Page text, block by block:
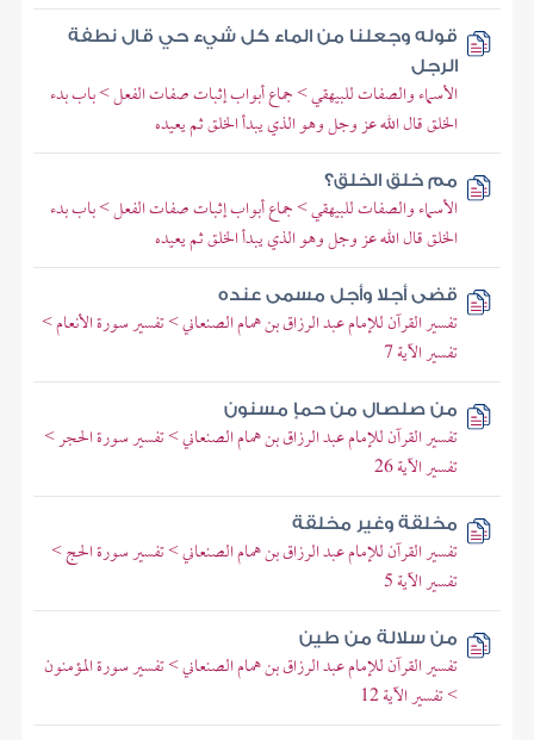
قوله وجعلنا من الماء كل شيء حي قال نطفة
الرجل
الأسماء والصفات للبيهقي > جماع أبواب إثبات صفات الفعل > باب بدء
الخلق قال الله عز وجل وهو الذي يبدأ الخلق ثم يعيده
مم خلق الخلق؟
الأسماء والصفات للبيهقي > جماع أبواب إثبات صفات الفعل > باب بدء
الخلق قال الله عز وجل وهو الذي يبدأ الخلق ثم يعيده
قضى أجلا وأجل مسمى عنده
تفسير القرآن للإمام عبد الرزاق بن همام الصنعاني > تفسير سورة الأنعام >
تفسير الآية 7
من صلصال من حمإ مسنون
تفسير القرآن للإمام عبد الرزاق بن همام الصنعاني > تفسير سورة الحجر >
تفسير الآية 26
مخلقة وغير مخلقة
تفسير القرآن للإمام عبد الرزاق بن همام الصنعاني > تفسير سورة الحج >
تفسير الآية 5
من سلالة من طين
تفسير القرآن للإمام عبد الرزاق بن همام الصنعاني > تفسير سورة المؤمنون
> تفسير الآية 12